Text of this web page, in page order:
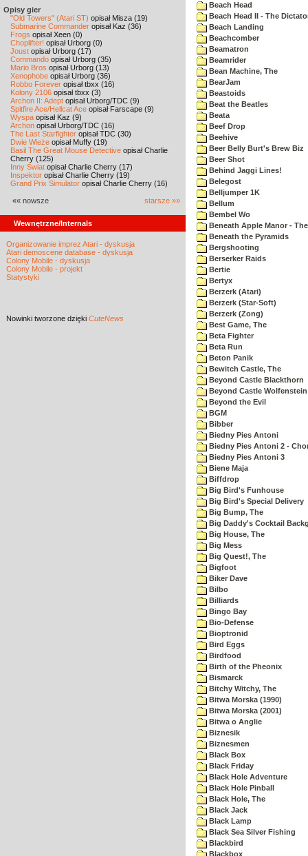
Opisy gier
"Old Towers" (Atari ST) opisał Misza (19)
Submarine Commander opisał Kaz (36)
Frogs opisał Xeen (0)
Choplifter! opisał Urborg (0)
Joust opisał Urborg (17)
Commando opisał Urborg (35)
Mario Bros opisał Urborg (13)
Xenophobe opisał Urborg (36)
Robbo Forever opisał tbxx (16)
Kolony 2106 opisał tbxx (3)
Archon II: Adept opisał Urborg/TDC (9)
Spitfire Ace/Hellcat Ace opisał Farscape (9)
Wyspa opisał Kaz (9)
Archon opisał Urborg/TDC (16)
The Last Starfighter opisał TDC (30)
Dwie Wieże opisał Muffy (19)
Basil The Great Mouse Detective opisał Charlie
Cherry (125)
Inny Świat opisał Charlie Cherry (17)
Inspektor opisał Charlie Cherry (19)
Grand Prix Simulator opisał Charlie Cherry (16)
«« nowsze starsze »»
Wewnętrzne/Internals
Organizowanie imprez Atari - dyskusja
Atari demoscene database - dyskusja
Colony Mobile - dyskusja
Colony Mobile - projekt
Statystyki
Nowinki tworzone dzięki CuteNews
Beach Head
Beach Head II - The
Beach Landing
Beachcomber
Beamatron
Beamrider
Bean Machine, The
BearJam
Beastoids
Beat the Beatles
Beata
Beef Drop
Beehive
Beer Belly Burt's Brew Biz
Beer Shot
Behind Jaggi Lines!
Belegost
Belljumper 1K
Bellum
Bembel Wo
Beneath Apple Manor -
Beneath the Pyramids
Bergshooting
Berserker Raids
Bertie
Bertyx
Berzerk (Atari)
Berzerk (Star-Soft)
Berzerk (Zong)
Best Game, The
Beta Fighter
Beta Run
Beton Panik
Bewitch Castle, The
Beyond Castle Blackthorn
Beyond Castle Wolfenstein
Beyond the Evil
BGM
Bibber
Biedny Pies Antoni
Biedny Pies Antoni 2 -
Biedny Pies Antoni 3
Biene Maja
Biffdrop
Big Bird's Funhouse
Big Bird's Special Delivery
Big Bump, The
Big Daddy's Cocktail
Big House, The
Big Mess
Big Quest!, The
Bigfoot
Biker Dave
Bilbo
Billiards
Bingo Bay
Bio-Defense
Bioptronid
Bird Eggs
Birdfood
Birth of the Pheonix
Bismarck
Bitchy Witchy, The
Bitwa Morska (1990)
Bitwa Morska (2001)
Bitwa o Anglie
Biznesik
Biznesmen
Black Box
Black Friday
Black Hole Adventure
Black Hole Pinball
Black Hole, The
Black Jack
Black Lamp
Black Sea Silver Fishing
Blackbird
Blackbox